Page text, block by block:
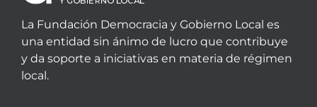
La Fundación Democracia y Gobierno Local es
una entidad sin ánimo de lucro que contribuye
y da soporte a iniciativas en materia de régimen
local.